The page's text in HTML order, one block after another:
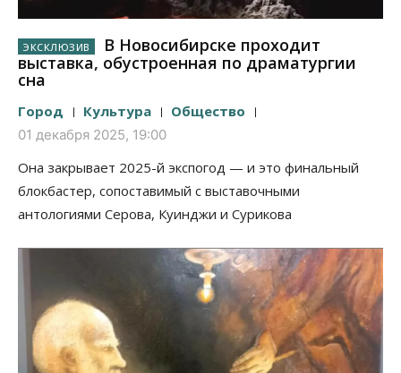
В Новосибирске проходит
выставка, обустроенная по драматургии
сна
Город Культура Общество
01 декабря 2025, 19:00
Она закрывает 2025-й экспогод — и это финальный
блокбастер, сопоставимый с выставочными
антологиями Серова, Куинджи и Сурикова